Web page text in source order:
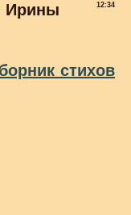
12:34
Ирины
стихов